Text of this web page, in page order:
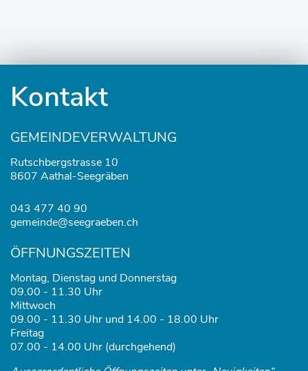
Kontakt
GEMEINDEVERWALTUNG
Rutschbergstrasse 10
8607 Aathal-Seegräben
043 477 40 90
gemeinde@seegraeben.ch
ÖFFNUNGSZEITEN
Montag, Dienstag und Donnerstag
09.00 - 11.30 Uhr
Mittwoch
09.00 - 11.30 Uhr und 14.00 - 18.00 Uhr
Freitag
07.00 - 14.00 Uhr (durchgehend)